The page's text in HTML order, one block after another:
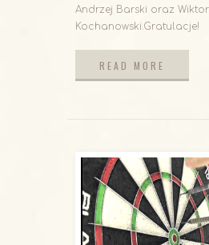
Andrzej Barski oraz Wiktor
Kochanowski.Gratulacje!
READ MORE